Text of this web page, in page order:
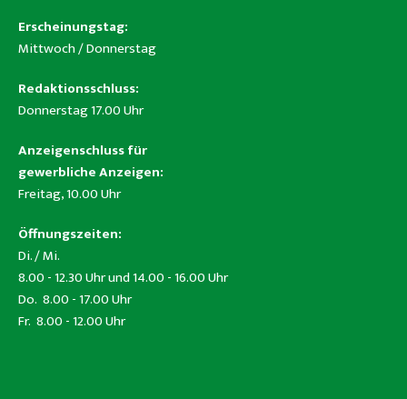
Erscheinungstag:
Mittwoch / Donnerstag
Redaktionsschluss:
Donnerstag 17.00 Uhr
Anzeigenschluss für
gewerbliche Anzeigen:
Freitag, 10.00 Uhr
Öffnungszeiten:
Di. / Mi.
8.00 - 12.30 Uhr und 14.00 - 16.00 Uhr
Do. 8.00 - 17.00 Uhr
Fr. 8.00 - 12.00 Uhr